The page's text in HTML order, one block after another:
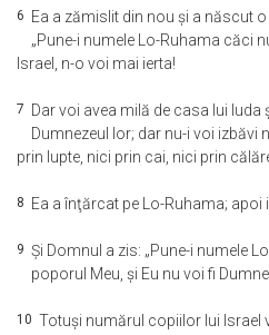
6 Ea a zămislit din nou şi a născut
„Pune-i numele Lo-Ruhama căci
Israel, n-o voi mai ierta!
7 Dar voi avea milă de casa lui Iuda
Dumnezeul lor; dar nu-i voi izbăvi
prin lupte, nici prin cai, nici prin
8 Ea a înţărcat pe Lo-Ruhama; apoi
9 Şi Domnul a zis: „Pune-i numele
poporul Meu, şi Eu nu voi fi
10 Totuşi numărul copiilor lui Israel